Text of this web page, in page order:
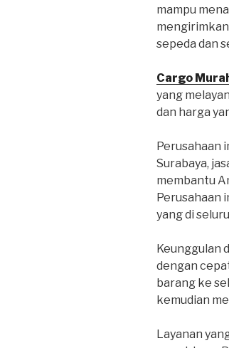
mampu
sepeda dan
Cargo
yang
dan harga
Perusahaan
Surabaya,
membantu
Perusahaan
yang di
Keunggulan
dengan
barang ke
kemudian
Layanan